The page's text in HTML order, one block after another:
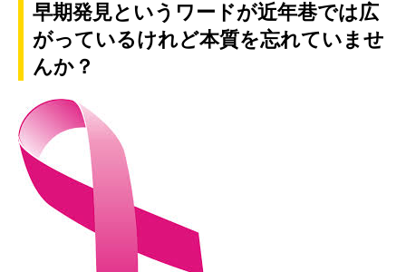
早期発見というワードが近年巷では広
がっているけれど本質を忘れていませ
んか？